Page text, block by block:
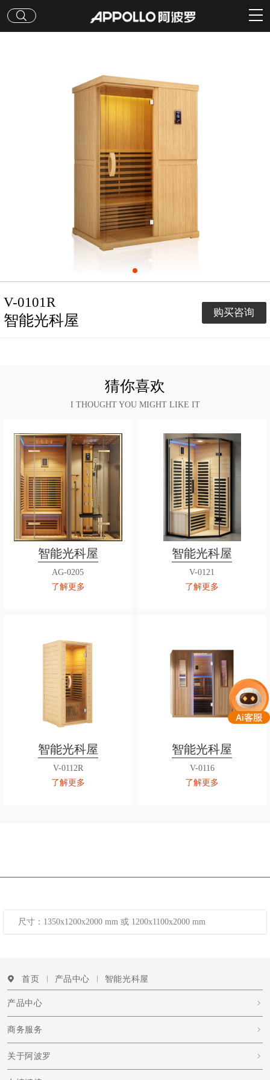
V-0101R
智能光科屋 购买咨询
猜你喜欢
I THOUGHT YOU MIGHT LIKE IT
智能光科屋
AG-0205
了解更多
智能光科屋
V-0121
了解更多
智能光科屋
V-0112R
了解更多
智能光科屋
V-0116
了解更多
尺寸：1350x1200x2000 mm 或 1200x1100x2000 mm
首页 产品中心 智能光科屋
产品中心
商务服务
关于阿波罗